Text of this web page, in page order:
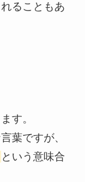
ることもあ
す。
葉ですが、
という意味合